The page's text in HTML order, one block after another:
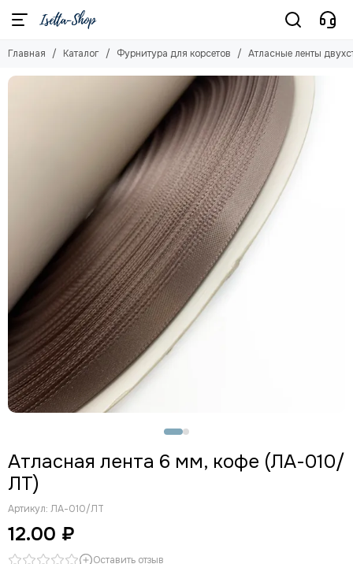
Фурнитура для корсетов
Спиральные кости и наконечники
Атласные ленты двухсторонние
Дублерин клеевой
Главная Каталог Фурнитура для корсетов Атласные ленты
Атласная лента 6 мм, кофе (ЛА-010/
ЛТ)
Артикул: ЛА-010/ЛТ
12.00 ₽
Оставить отзыв